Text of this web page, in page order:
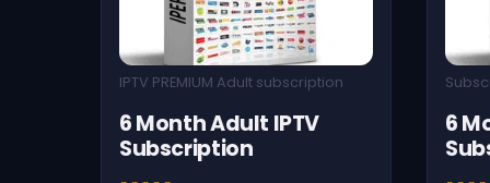
IPTV PREMIUM Adult subscription
6 Month Adult IPTV
Subscription
6